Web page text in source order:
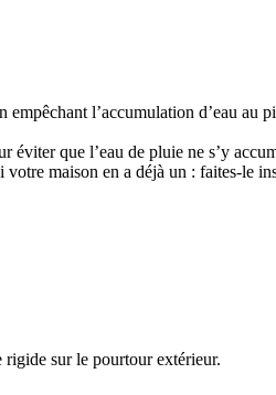
l’accumulation d’eau au
éviter que l’eau de pluie ne s’y
maison en a déjà un : faites-le
sur le pourtour extérieur.